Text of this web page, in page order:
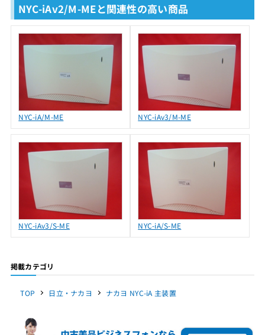
NYC-iAv2/M-MEと関連性の高い商品
NYC-iA/M-ME NYC-iAv3/M-ME
NYC-iAv3/S-ME NYC-iA/S-ME
掲載カテゴリ
TOP 日立・ナカヨ ナカヨ NYC-iA 主装置